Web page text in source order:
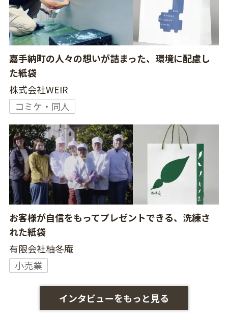
嘉手納町の人々の想いが詰まった、環境に配慮し
た紙袋
株式会社WEIR
コミケ・同人
お客様が自信をもってプレゼントできる、洗練さ
れた紙袋
有限会社柚冬庵
小売業
インタビューをもっと見る